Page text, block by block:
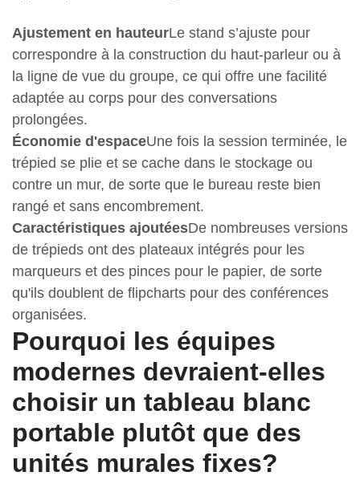
Ajustement en hauteurLe stand s’ajuste pour
correspondre à la construction du haut-parleur ou à
la ligne de vue du groupe, ce qui offre une facilité
adaptée au corps pour des conversations
prolongées.
Économie d'espaceUne fois la session terminée, le
trépied se plie et se cache dans le stockage ou
contre un mur, de sorte que le bureau reste bien
rangé et sans encombrement.
Caractéristiques ajoutéesDe nombreuses versions
de trépieds ont des plateaux intégrés pour les
marqueurs et des pinces pour le papier, de sorte
qu'ils doublent de flipcharts pour des conférences
organisées.
Pourquoi les équipes
modernes devraient-elles
choisir un tableau blanc
portable plutôt que des
unités murales fixes?